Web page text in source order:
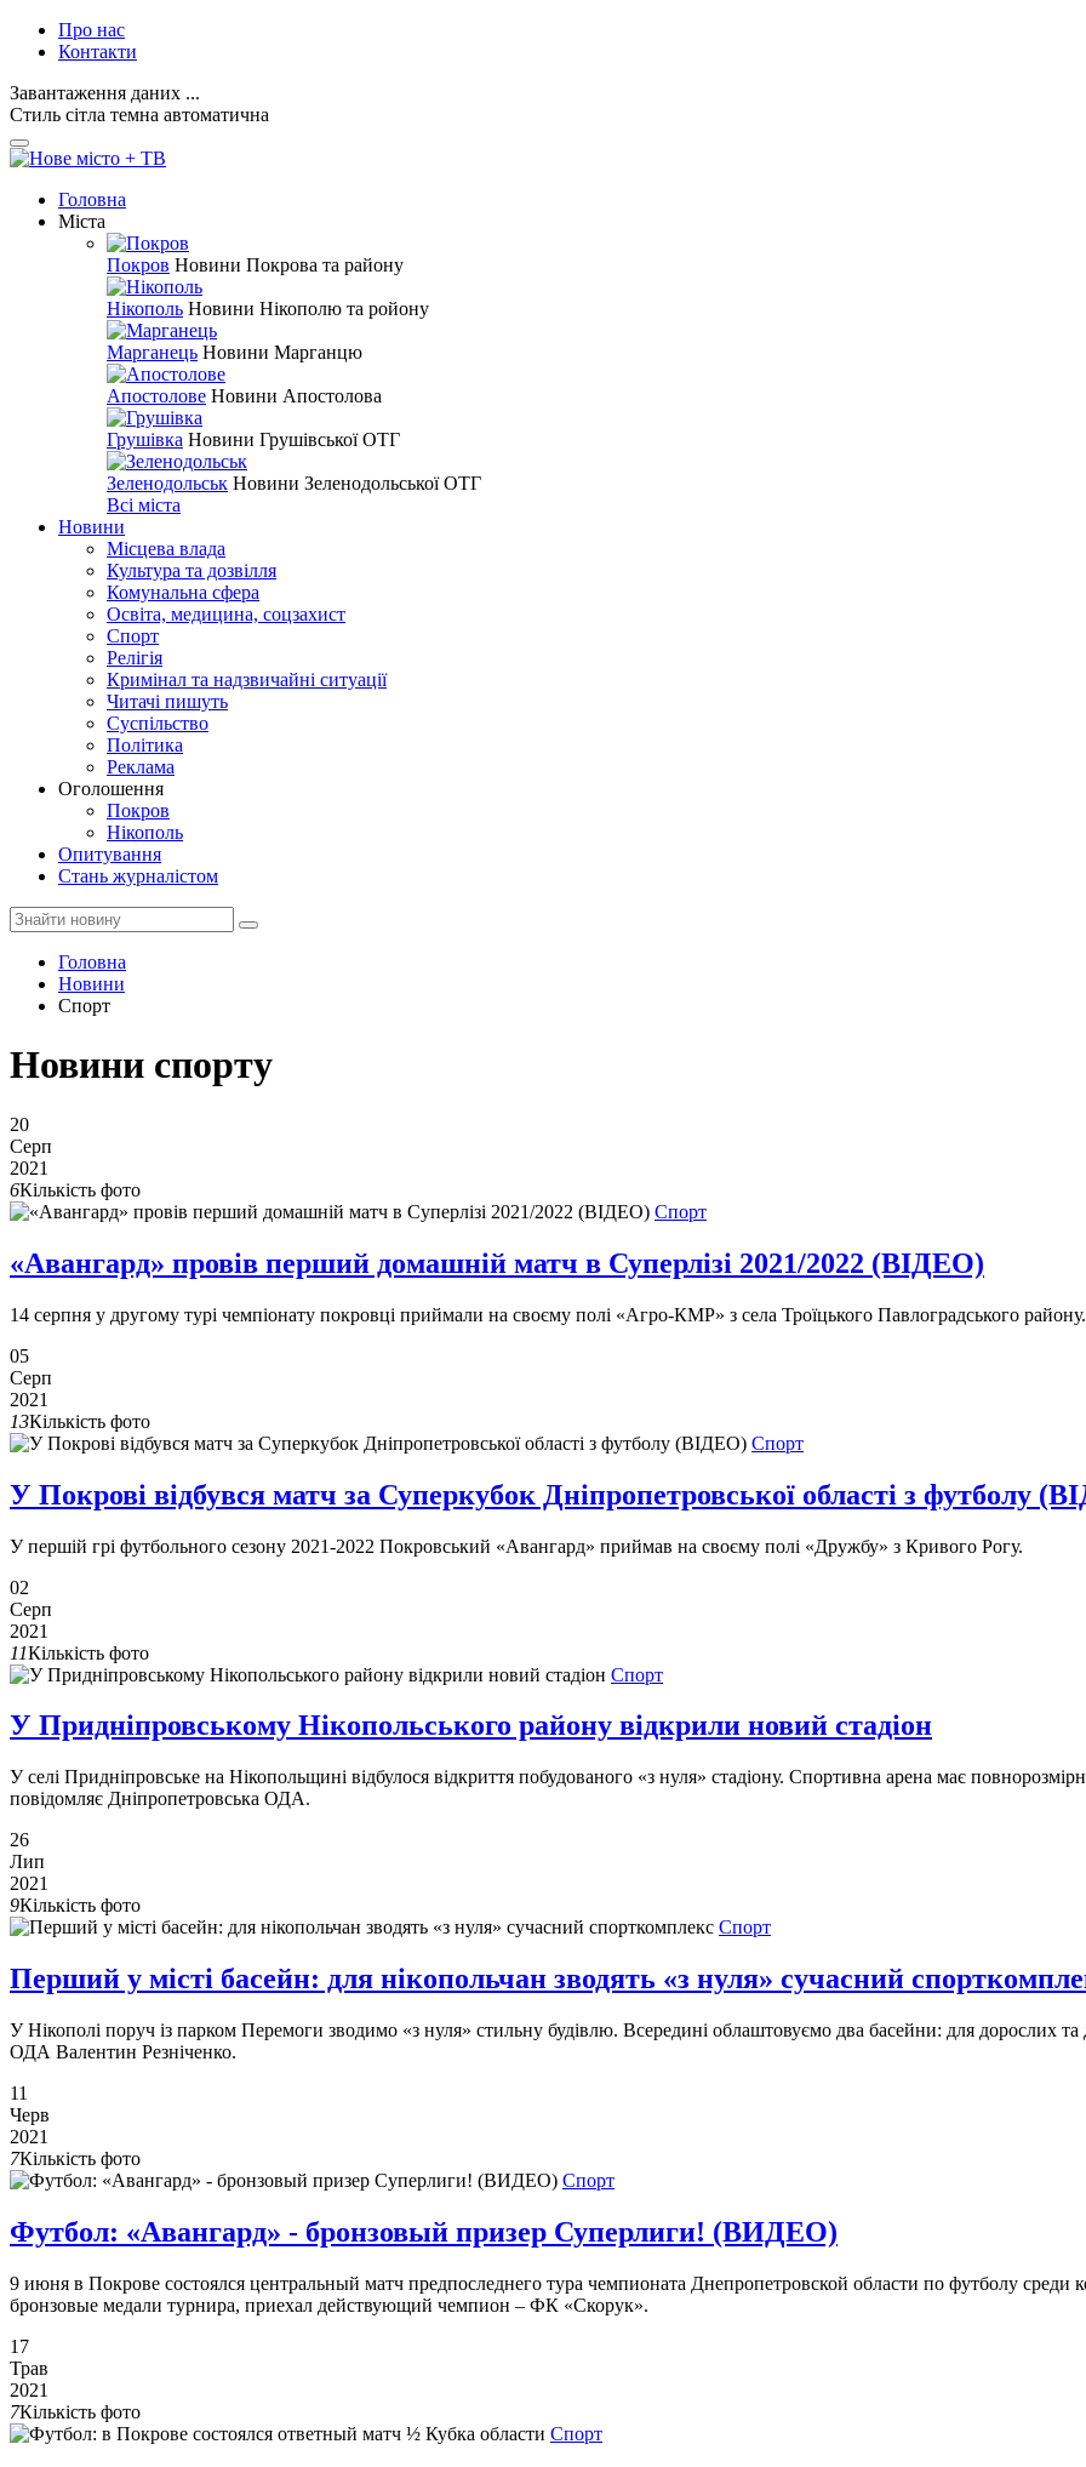
Про нас
Контакти
Завантаження даних ...
Стиль сітла темна автоматична
Головна
Міста
Покров Новини Покрова та району
Нікополь Новини Нікополю та ройону
Марганець Новини Марганцю
Апостолове Новини Апостолова
Грушівка Новини Грушівської ОТГ
Зеленодольськ Новини Зеленодольської ОТГ
Всі міста
Новини
Місцева влада
Культура та дозвілля
Комунальна сфера
Освіта, медицина, соцзахист
Спорт
Релігія
Кримінал та надзвичайні ситуації
Читачі пишуть
Суспільство
Політика
Реклама
Оголошення
Покров
Нікополь
Опитування
Стань журналістом
Головна
Новини
Спорт
Новини спорту
20
Серп
2021
6Кількість фото
Спорт
«Авангард» провів перший домашній матч в Суперлізі 2021/2022 (ВІДЕО)
14 серпня у другому турі чемпіонату покровці приймали на своєму полі «Агро-КМР» з села Троїцького Павлоградського району.
05
Серп
2021
13Кількість фото
Спорт
У Покрові відбувся матч за Суперкубок Дніпропетровської області з футболу
У першій грі футбольного сезону 2021-2022 Покровський «Авангард» приймав на своєму полі «Дружбу» з Кривого Рогу.
02
Серп
2021
11Кількість фото
Спорт
У Придніпровському Нікопольського району відкрили новий стадіон
У селі Придніпровське на Нікопольщині відбулося відкриття побудованого «з нуля» стадіону. Спортивна арена має
повідомляє Дніпропетровська ОДА.
26
Лип
2021
9Кількість фото
Спорт
Перший у місті басейн: для нікопольчан зводять «з нуля» сучасний
У Нікополі поруч із парком Перемоги зводимо «з нуля» стильну будівлю. Всередині облаштовуємо два басейни: для дорослих та
ОДА Валентин Резніченко.
11
Черв
2021
7Кількість фото
Спорт
Футбол: «Авангард» - бронзовый призер Суперлиги! (ВИДЕО)
9 июня в Покрове состоялся центральный матч предпоследнего тура чемпионата Днепропетровской области по футболу
бронзовые медали турнира, приехал действующий чемпион – ФК «Скорук».
17
Трав
2021
7Кількість фото
Спорт